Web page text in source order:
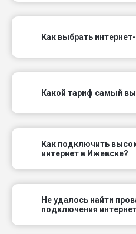
Ботеневский пер
Брянский проезд
Вараксинский б-р
Весенний пер
Вишневый проезд
Волжский пер
Вольный пер
Как выбрать
Какой тариф самый
Как подключить
интернет в Ижевске?
Не удалось найти
подключения